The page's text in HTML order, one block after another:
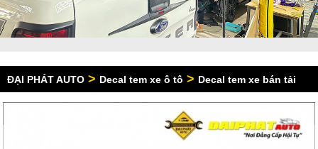
ĐẠI PHÁT AUTO > Decal tem xe ô tô > Decal tem xe bán tải